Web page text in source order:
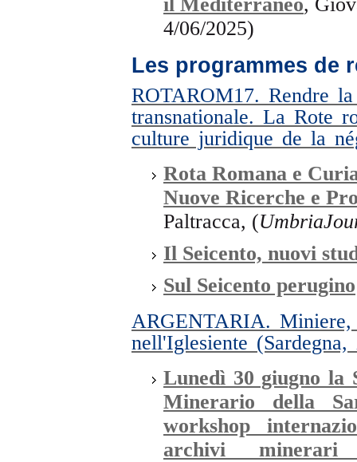
il Mediterraneo,
4/06/2025)
Les programmes de
ROTAROM17. Rendre
transnationale. La Rote
culture juridique de la
Rota Romana e
Nuove Ricerche e
Paltracca, (
Il Seicento, nuovi
Sul Seicento perugino
ARGENTARIA.
nell'Iglesiente
Lunedì 30 giugno la
Minerario della
workshop
archivi minerari